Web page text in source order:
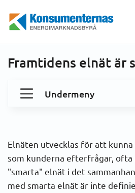
Energimarknadsbyrån
Hem Elmarknaden
Smarta elnät
Framtidens elnät är
Undermeny
Konsumenträtt
Elmarknaden
Elnäten utvecklas för att
som kunderna efterfrågar, ofta
"smarta" elnät i det
med smarta elnät är inte